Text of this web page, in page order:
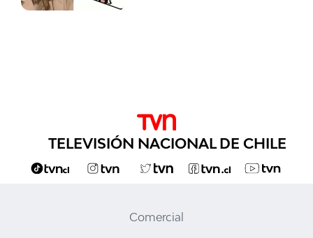
TELEVISIÓN NACIONAL DE CHILE
Comercial